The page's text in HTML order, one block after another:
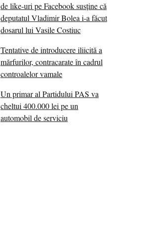
de like-uri pe Facebook susține că
deputatul Vladimir Bolea i-a făcut
dosarul lui Vasile Costiuc
Tentative de introducere iliicită a
mărfurilor, contracarate în cadrul
controalelor vamale
Un primar al Partidului PAS va
cheltui 400.000 lei pe un
automobil de serviciu